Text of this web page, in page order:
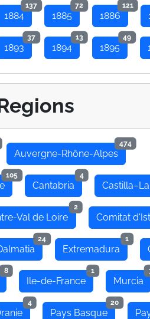
1884
137
1885
72
1886
121
1893
37
1894
13
1895
49
Auvergne-Rhône-Alpes
474
105
Cantabria
4
Val de Loire
2
Comitat
24
Extremadura
1
8
Ile-de-France
1
Murcia
4
Pays Basque
20